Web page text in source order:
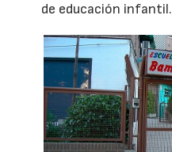
de educación infantil.